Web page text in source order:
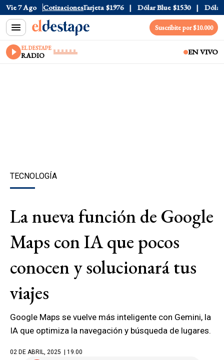
Vie 7 Ago Cotizaciones
$1520 Dólar Tarjeta $1976 Dólar Blue $1530 Dólar
Suscribite por $10.000
EL DESTAPE
RADIO EN VIVO
TECNOLOGÍA
La nueva función de Google
Maps con IA que pocos
conocen y solucionará tus
viajes
Google Maps se vuelve más inteligente con Gemini, la
IA que optimiza la navegación y búsqueda de lugares.
02 DE ABRIL, 2025 | 19.00